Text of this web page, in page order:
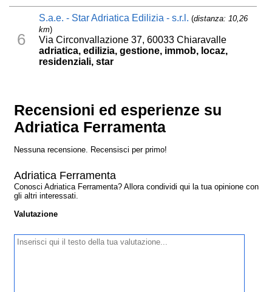
6
S.a.e. - Star Adriatica Edilizia - s.r.l. (distanza: 10,26
km)
Via Circonvallazione 37, 60033 Chiaravalle
adriatica, edilizia, gestione, immob, locaz,
residenziali, star
Recensioni ed esperienze su
Adriatica Ferramenta
Nessuna recensione. Recensisci per primo!
Adriatica Ferramenta
Conosci Adriatica Ferramenta? Allora condividi qui la tua opinione con
gli altri interessati.
Valutazione